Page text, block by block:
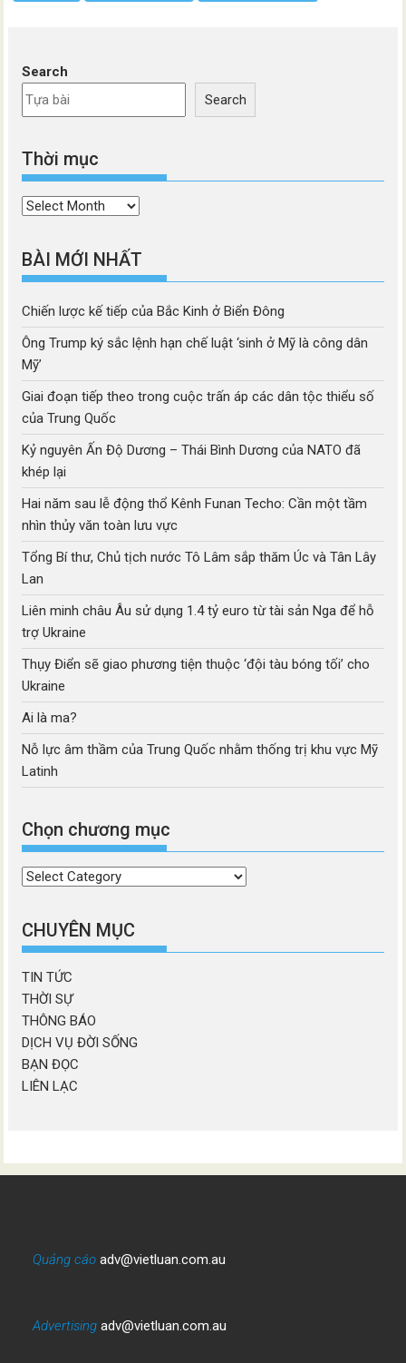
Search
Search
Thời mục
Thời
BÀI MỚI NHẤT
Chiến lược kế tiếp của Bắc Kinh ở Biển Đông
Ông Trump ký sắc lệnh hạn chế luật ‘sinh ở Mỹ là công dân
Mỹ’
Giai đoạn tiếp theo trong cuộc trấn áp các dân tộc thiểu số
của Trung Quốc
Kỷ nguyên Ấn Độ Dương – Thái Bình Dương của NATO đã
khép lại
Hai năm sau lễ động thổ Kênh Funan Techo: Cần một tầm
nhìn thủy văn toàn lưu vực
Tổng Bí thư, Chủ tịch nước Tô Lâm sắp thăm Úc và Tân Lây
Lan
Liên minh châu Âu sử dụng 1.4 tỷ euro từ tài sản Nga để hỗ
trợ Ukraine
Thụy Điển sẽ giao phương tiện thuộc ‘đội tàu bóng tối’ cho
Ukraine
Ai là ma?
Nỗ lực âm thầm của Trung Quốc nhằm thống trị khu vực Mỹ
Latinh
Chọn chương mục
Chọn
mục
CHUYÊN MỤC
TIN TỨC
THỜI SỰ
THÔNG BÁO
DỊCH VỤ ĐỜI SỐNG
BẠN ĐỌC
LIÊN LẠC
Quảng cáo adv@vietluan.com.au
Advertising adv@vietluan.com.au